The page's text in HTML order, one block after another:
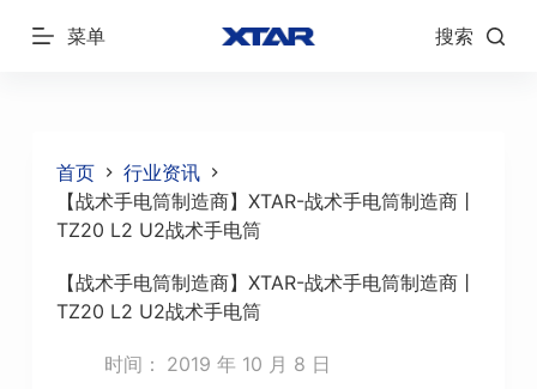
跳
菜单 搜索
首页
行业资讯
【战术手电筒制造商】XTAR-战术手电筒制造商丨
TZ20 L2 U2战术手电筒
【战术手电筒制造商】XTAR-战术手电筒制造商丨
TZ20 L2 U2战术手电筒
时间： 2019 年 10 月 8 日